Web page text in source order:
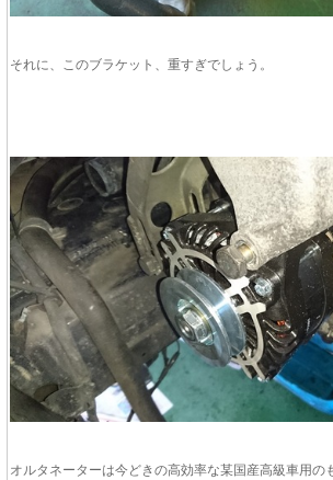
それに、このブラケット、重すぎでしょう。
オルタネーターは今どきの高効率な某国産高級車用の